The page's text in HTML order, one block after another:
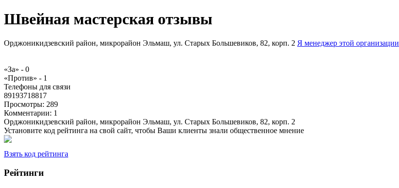
Швейная мастерская отзывы
Орджоникидзевский район, микрорайон Эльмаш, ул. Старых Большевиков, 82, корп. 2 Я менеджер этой организации
«За» - 0
«Против» - 1
Телефоны для связи
89193718817
Просмотры: 289
Комментарии: 1
Орджоникидзевский район, микрорайон Эльмаш, ул. Старых Большевиков, 82, корп. 2
Установите код рейтинга на свой сайт, чтобы Ваши клиенты знали общественное мнение
Взять код рейтинга
Рейтинги